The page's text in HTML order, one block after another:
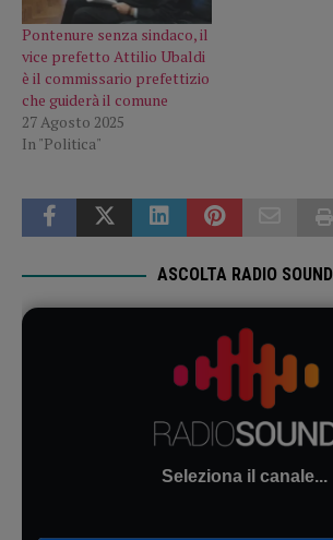
Pontenure senza sindaco, il
vice prefetto Attilio Ubaldi
è il commissario prefettizio
che guiderà il comune
27 Agosto 2025
In "Politica"
ASCOLTA RADIO SOUND
Seleziona il canale...